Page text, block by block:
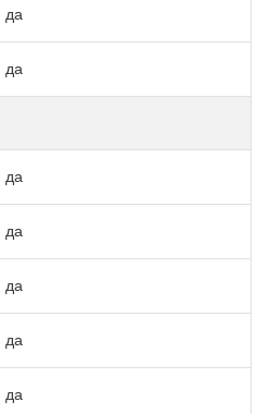
да
да
да
да
да
да
да